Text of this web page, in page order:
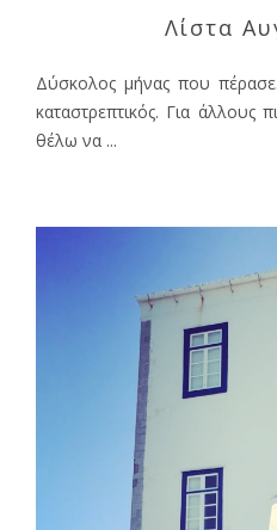
Λίστα
Δύσκολος μήνας που
καταστρεπτικός. Για άλλους
θέλω να ...